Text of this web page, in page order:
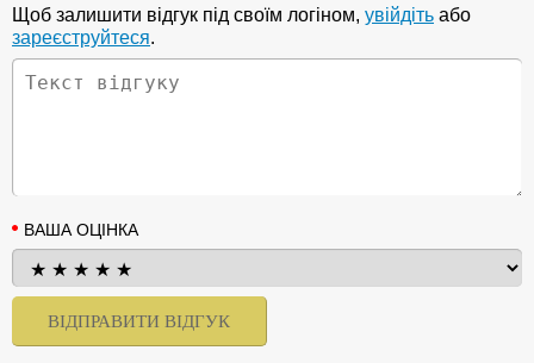
Щоб залишити відгук під своїм логіном, увійдіть або
зареєструйтеся.
ВАША ОЦІНКА